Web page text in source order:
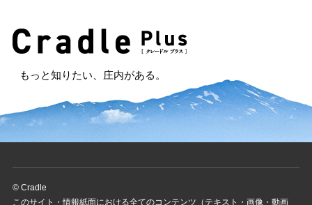
もっと知りたい、庄内がある。
© Cradle
このサイト・情報紙面における全てのコンテンツ（テキスト・画像・動画